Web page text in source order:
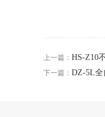
上一篇： HS-Z10
下一篇： DZ-5L全